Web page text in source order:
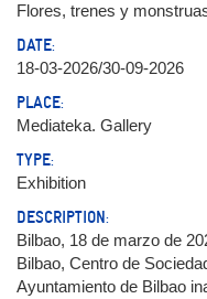
Flores, trenes y
DATE:
18-03-2026/30-09-2026
PLACE:
Mediateka. Gallery
TYPE:
Exhibition
DESCRIPTION:
Bilbao, 18 de marzo de
Bilbao, Centro de
Ayuntamiento de Bilbao